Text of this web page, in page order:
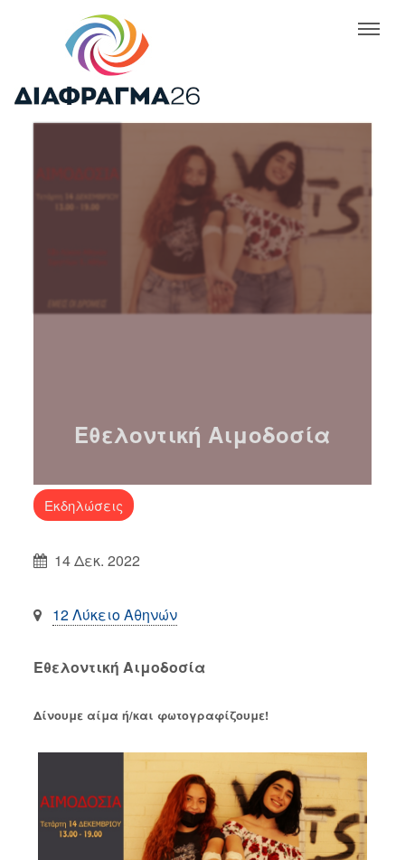
Εθελοντική Αιμοδοσία
Εκδηλώσεις
14 Δεκ. 2022
12 Λύκειο Αθηνών
Εθελοντική Αιμοδοσία
Δίνουμε αίμα ή/και φωτογραφίζουμε!